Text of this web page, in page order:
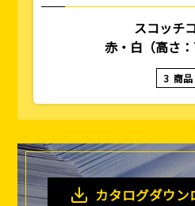
スコッチ
赤・白（高さ：
3 商品
カタログダウン